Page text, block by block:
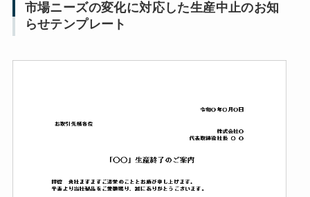
市場ニーズの変化に対応した生産中止のお知
らせテンプレート